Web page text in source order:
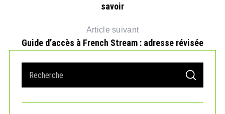
savoir
Article suivant
Guide d’accès à French Stream : adresse révisée
a
r
S
A
C